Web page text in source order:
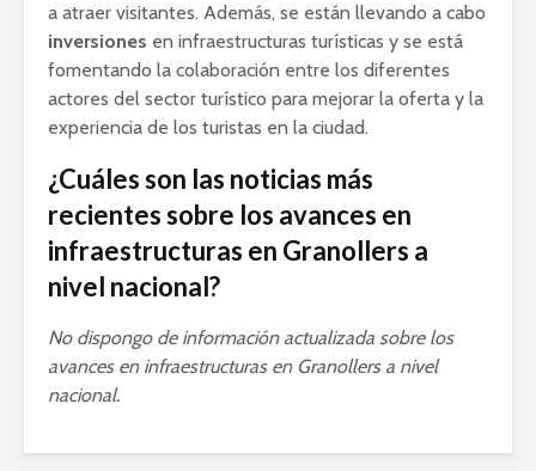
a atraer visitantes. Además, se están llevando a cabo
inversiones en infraestructuras turísticas y se está
fomentando la colaboración entre los diferentes
actores del sector turístico para mejorar la oferta y la
experiencia de los turistas en la ciudad.
¿Cuáles son las noticias más
recientes sobre los avances en
infraestructuras en Granollers a
nivel nacional?
No dispongo de información actualizada sobre los
avances en infraestructuras en Granollers a nivel
nacional.